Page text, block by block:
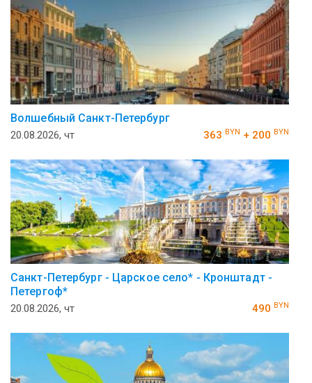
Волшебный Санкт-Петербург
20.08.2026, чт 363 BYN + 200 BYN
Санкт-Петербург - Царское село* - Кронштадт -
Петергоф*
20.08.2026, чт 490 BYN